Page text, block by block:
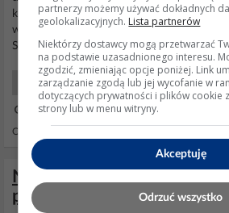
kociołki, a ja pogadam z okolicznymi
wszystkich) by wstawili to do swojej oferty,
Skoro Chińczycy są w stanie zrobić...
Systemy Grzewcze Użytkowy
22 Maj 2023 19:16
Odpowiedzi: 1295 Wyświetleń: 73530
Nietypowy przewód
pytanie o impedancję
partnerzy możemy używać dokładnych
geolokalizacyjnych. Lista partnerów
Niektórzy dostawcy mogą przetwarzać
na podstawie uzasadnionego interesu.
zgodzić, zmieniając opcje poniżej. Link
zarządzanie zgodą lub jej wycofanie w
dotyczących prywatności i plików cookie
strony lub w menu witryny.
Akceptuję
Odrzuć wszystko